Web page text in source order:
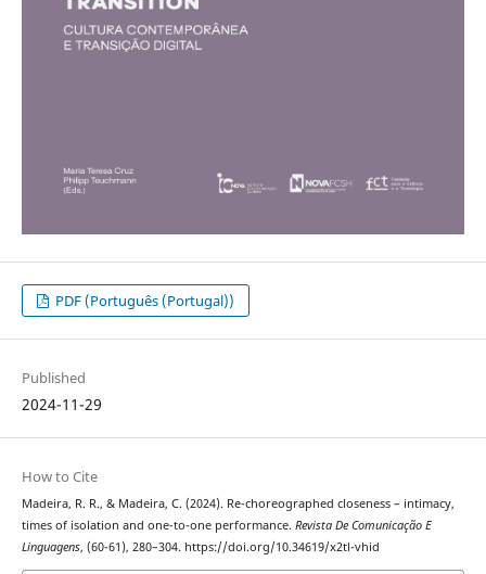
PDF (Português (Portugal))
Published
2024-11-29
How to Cite
Madeira, R. R., & Madeira, C. (2024). Re-choreographed closeness – intimacy,
times of isolation and one-to-one performance. Revista De Comunicação E
Linguagens, (60-61), 280–304. https://doi.org/10.34619/x2tl-vhid